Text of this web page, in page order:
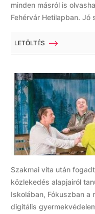
minden másról is
Fehérvár Hetilapban. Jó
LETÖLTÉS
Szakmai vita után
közlekedés alapjairól
Iskolában, Fókuszban a
digitális